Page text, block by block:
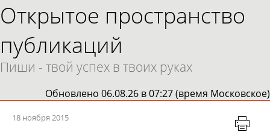
Открытое пространство
публикаций
Пиши - твой успех в твоих руках
Обновлено 06.08.26 в 07:27 (время Московское)
18 ноября 2015